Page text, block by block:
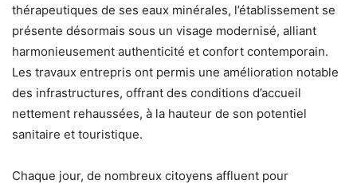
thérapeutiques de ses eaux minérales, l’établissement se
présente désormais sous un visage modernisé, alliant
harmonieusement authenticité et confort contemporain.
Les travaux entrepris ont permis une amélioration notable
des infrastructures, offrant des conditions d’accueil
nettement rehaussées, à la hauteur de son potentiel
sanitaire et touristique.
Chaque jour, de nombreux citoyens affluent pour